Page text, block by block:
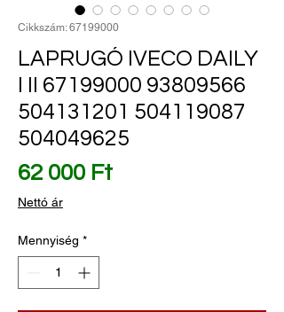
Cikkszám: 67199000
LAPRUGÓ IVECO DAILY
I II 67199000 93809566
504131201 504119087
504049625
62 000 FtÁr
Nettó ár
Mennyiség *